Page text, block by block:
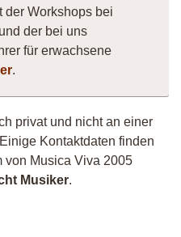
der Workshops bei
und der bei uns
für erwachsene
.
privat und nicht an einer
Kontaktdaten finden
von Musica Viva 2005
Musiker.